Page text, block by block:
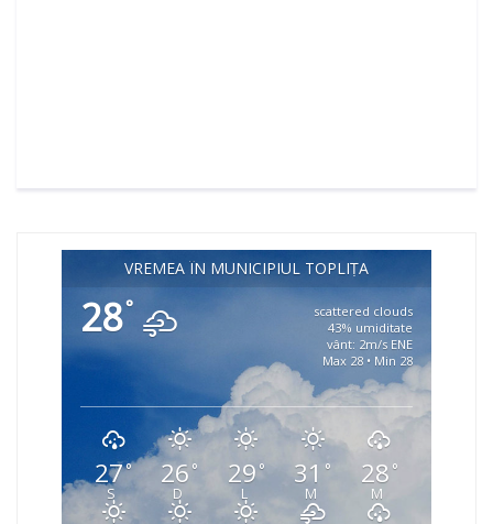
VREMEA ÎN MUNICIPIUL TOPLIȚA
28°
scattered clouds
43% umiditate
vânt: 2m/s ENE
Max 28 • Min 28
27°
S
26 °
D
29°
L
31 °
M
28 °
M